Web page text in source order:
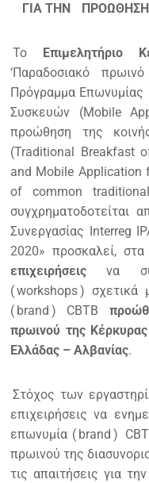
ΓΙΑ ΤΗΝ
Το Επιμελητήριο
‘Παραδοσιακό
Πρόγραμμα Επωνυμίας
Συσκευών (Mobile
προώθηση της
(Traditional Breakfast
and Mobile Application
of common
συγχρηματοδοτείται
Συνεργασίας Interreg
2020» προσκαλεί,
επιχειρήσειςνα
(workshops) σχετικά
( brand ) CBTB
πρωινού της Κέρκυρας
Ελλάδας – Αλβανίας.
Στόχος των
επιχειρήσεις να
επωνυμία ( brand )
πρωινού της
τις απαιτήσεις για